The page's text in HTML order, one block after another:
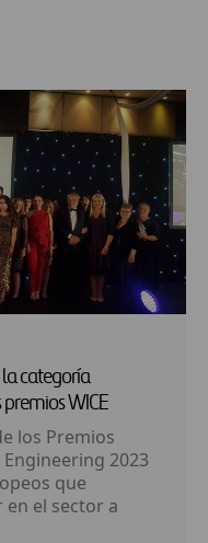
categoría
WICE
los Premios
2023
que
en el sector a